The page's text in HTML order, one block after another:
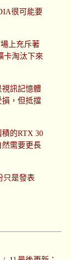
很可能要
上充斥著
卡淘汰下來
訊記憶體
，但抵擋
的RTX 30
需要更長
只是發表